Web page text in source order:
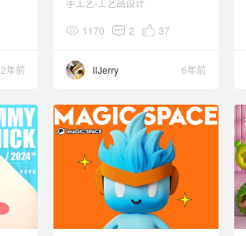
2年前
手工艺-工艺品设计
1170 2 37
llJerry 6年前